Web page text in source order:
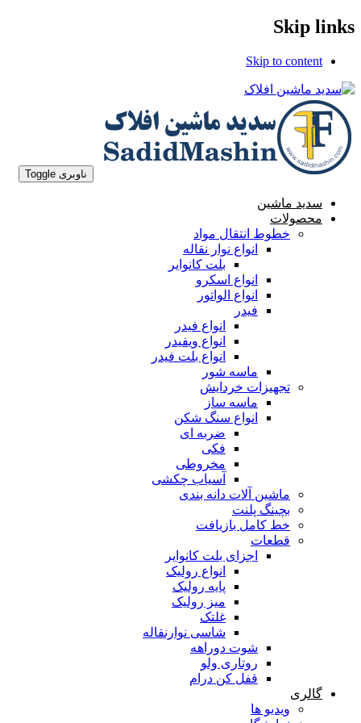
Skip links
Skip to content
ناوبری Toggle
سدید ماشین
محصولات
خطوط انتقال مواد
انواع نوار نقاله
بلت کانوایر
انواع اسکرو
انواع الواتور
فیدر
انواع فیدر
انواع ویفیدر
انواع بلت فیدر
ماسه شور
تجهیزات خردایش
ماسه ساز
انواع سنگ شکن
ضربه ای
فکی
مخروطی
آسیاب چکشی
ماشین آلات دانه بندی
بچینگ پلنت
خط کامل بازیافت
قطعات
اجزای بلت کانوایر
انواع رولیک
پایه رولیک
میز رولیک
غلتک
شاسی نوارنقاله
شوت دوراهه
روتاری ولو
قفل کن درام
گالری
ویدیو ها